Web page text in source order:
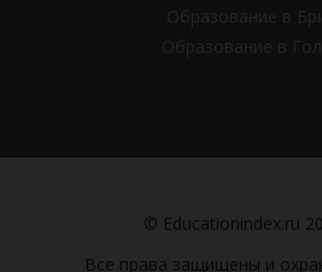
Образование в
Образование в
© Educationindex.ru
Все права защищены и